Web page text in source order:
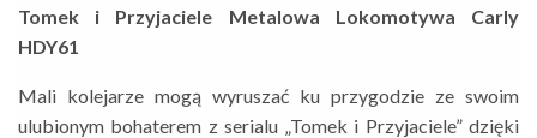
Tomek i Przyjaciele Metalowa Lokomotywa Carly
HDY61
Mali kolejarze mogą wyruszać ku przygodzie ze swoim
ulubionym bohaterem z serialu „Tomek i Przyjaciele” dzięki